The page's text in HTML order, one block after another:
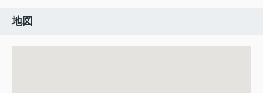
地図